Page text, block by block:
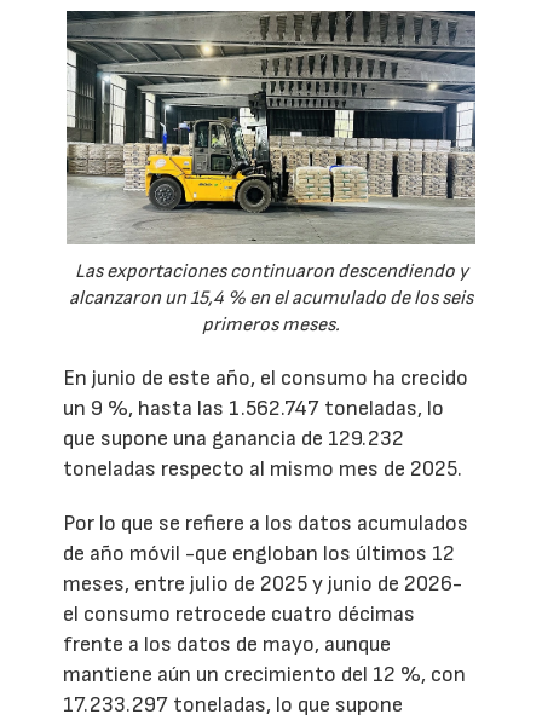
Las exportaciones continuaron descendiendo y
alcanzaron un 15,4 % en el acumulado de los seis
primeros meses.
En junio de este año, el consumo ha crecido
un 9 %, hasta las 1.562.747 toneladas, lo
que supone una ganancia de 129.232
toneladas respecto al mismo mes de 2025.
Por lo que se refiere a los datos acumulados
de año móvil -que engloban los últimos 12
meses, entre julio de 2025 y junio de 2026-
el consumo retrocede cuatro décimas
frente a los datos de mayo, aunque
mantiene aún un crecimiento del 12 %, con
17.233.297 toneladas, lo que supone